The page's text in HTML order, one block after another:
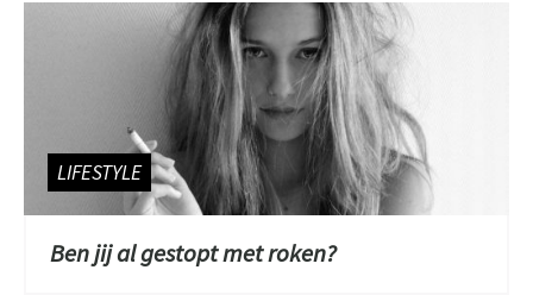
LIFESTYLE
Ben jij al gestopt met roken?